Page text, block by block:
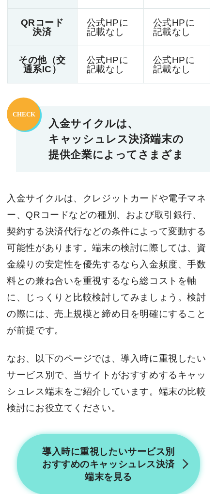
QRコード
決済
公式HPに
記載なし
公式HPに
記載なし
その他（交
通系IC）
公式HPに
記載なし
公式HPに
記載なし
入金サイクルは、
キャッシュレス決済端末の
提供企業によってさまざま
入金サイクルは、クレジットカードや電子マネ
ー、QRコードなどの種別、および取引銀行、
契約する決済代行などの条件によって変動する
可能性があります。端末の検討に際しては、資
金繰りの安定性を優先するなら入金頻度、手数
料との兼ね合いを重視するなら総コストを軸
に、じっくりと比較検討してみましょう。検討
の際には、売上規模と締め日を明確にすること
が前提です。
なお、以下のページでは、導入時に重視したい
サービス別で、当サイトがおすすめするキャッ
シュレス端末をご紹介しています。端末の比較
検討にお役立てください。
導入時に重視したいサービス別
おすすめのキャッシュレス決済
端末を見る